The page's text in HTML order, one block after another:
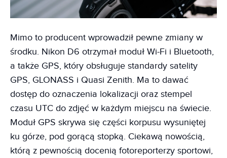
Mimo to producent wprowadził pewne zmiany w
środku. Nikon D6 otrzymał moduł Wi-Fi i Bluetooth,
a także GPS, który obsługuje standardy satelity
GPS, GLONASS i Quasi Zenith. Ma to dawać
dostęp do oznaczenia lokalizacji oraz stempel
czasu UTC do zdjęć w każdym miejscu na świecie.
Moduł GPS skrywa się części korpusu wysuniętej
ku górze, pod gorącą stopką. Ciekawą nowością,
którą z pewnością docenią fotoreporterzy sportowi,